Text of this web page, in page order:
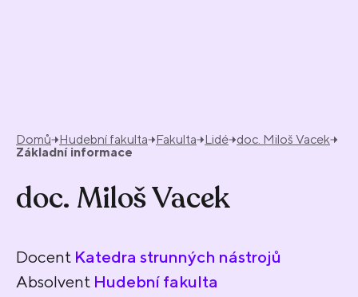
Domů Hudební fakulta Fakulta Lidé doc. Miloš Vacek
Základní informace
doc. Miloš Vacek
Docent Katedra strunných nástrojů
Absolvent Hudební fakulta